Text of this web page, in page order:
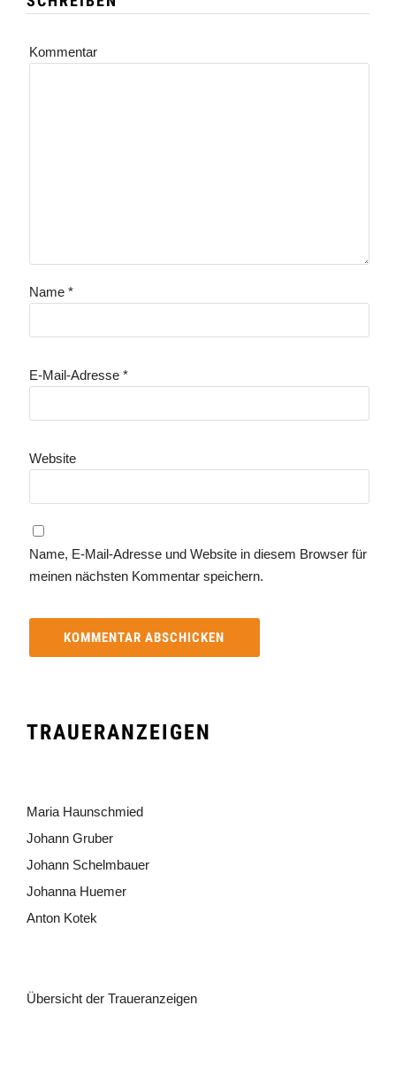
Kommentar
Name *
E-Mail-Adresse *
Website
Name, E-Mail-Adresse und Website in diesem Browser für
meinen nächsten Kommentar speichern.
TRAUERANZEIGEN
Maria Haunschmied
Johann Gruber
Johann Schelmbauer
Johanna Huemer
Anton Kotek
Übersicht der Traueranzeigen